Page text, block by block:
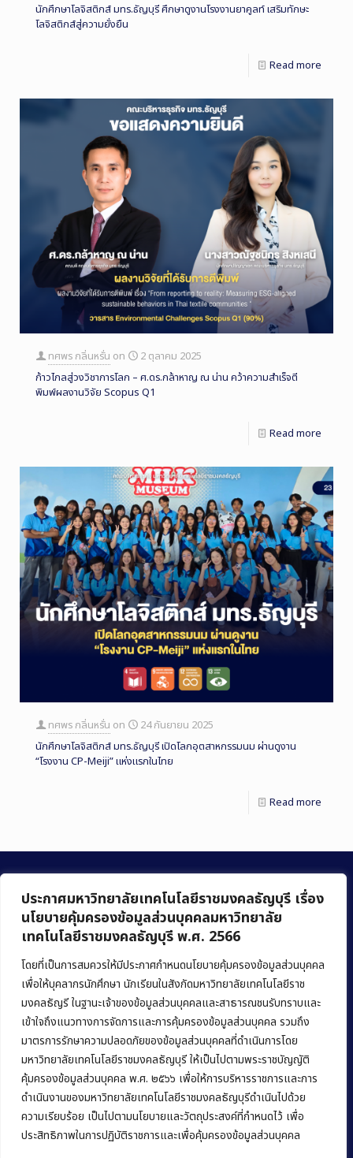
ประกาศมหาวิทยาลัยเทคโนโลยีราชมงคลธัญบุรี เรื่อง
นโยบายคุ้มครองข้อมูลส่วนบุคคลมหาวิทยาลัย
เทคโนโลยีราชมงคลธัญบุรี พ.ศ. 2566
โดยที่เป็นการสมควรให้มีประกาศกำหนดนโยบายคุ้มครองข้อมูลส่วนบุคคล
เพื่อให้บุคลากรนักศึกษา นักเรียนในสังกัดมหาวิทยาลัยเทคโนโลยีราช
มงคลธัญรี ในฐานะเจ้าของข้อมูลส่วนบุคคลและสาธารณชนรับทราบและ
เข้าใจถึงแนวทางการจัดการและการคุ้มครองข้อมูลส่วนบุคคล รวมถึง
มาตรการรักษาความปลอดภัยของข้อมูลส่วนบุคคลที่ดำเนินการโดย
มหาวิทยาลัยเทคโนโลยีราชมงคลธัญบุรี ให้เป็นไปตามพระราชบัญญัติ
คุ้มครองข้อมูลส่วนบุคคล พ.ศ. ๒๕๖๖ เพื่อให้การบริหารราชการและการ
ดำเนินงานของมหาวิทยาลัยเทคโนโลยีราชมงคลธัญบุรีดำเนินไปด้วย
ความเรียบร้อย เป็นไปตามนโยบายและวัตถุประสงค์ที่กำหนดไว้ เพื่อ
ประสิทธิภาพในการปฏิบัติราชการและเพื่อคุ้มครองข้อมูลส่วนบุคคล
นักศึกษาโลจิสติกส์ มทร.ธัญบุรี ศึกษาดูงานโรงงานยาคูลท์ เสริมทักษะ
โลจิสติกส์สู่ความยั่งยืน
Read more
ทศพร กลิ่นหรั่น on
2 ตุลาคม 2025
ก้าวไกลสู่วงวิชาการโลก – ศ.ดร.กล้าหาญ ณ น่าน คว้าความสำเร็จตี
พิมพ์ผลงานวิจัย Scopus Q1
Read more
ทศพร กลิ่นหรั่น on
24 กันยายน 2025
นักศึกษาโลจิสติกส์ มทร.ธัญบุรี เปิดโลกอุตสาหกรรมนม ผ่านดูงาน
“โรงงาน CP-Meiji” แห่งแรกในไทย
Read more
คณะบริหารธุรกิจ
มหาวิทยาลัยเทคโนโลยีราชมงคลธัญบุรี
39 หมู่ 1 ถนนรังสิต-นครนายก ตำบลคลองหก
อำเภอคลองหลวง จังหวัดปทุมธานี 12120
Phone:+66 (0) 2549 3243,+66 (0) 2549 3241
E-mail:bus@rmutt.ac.th